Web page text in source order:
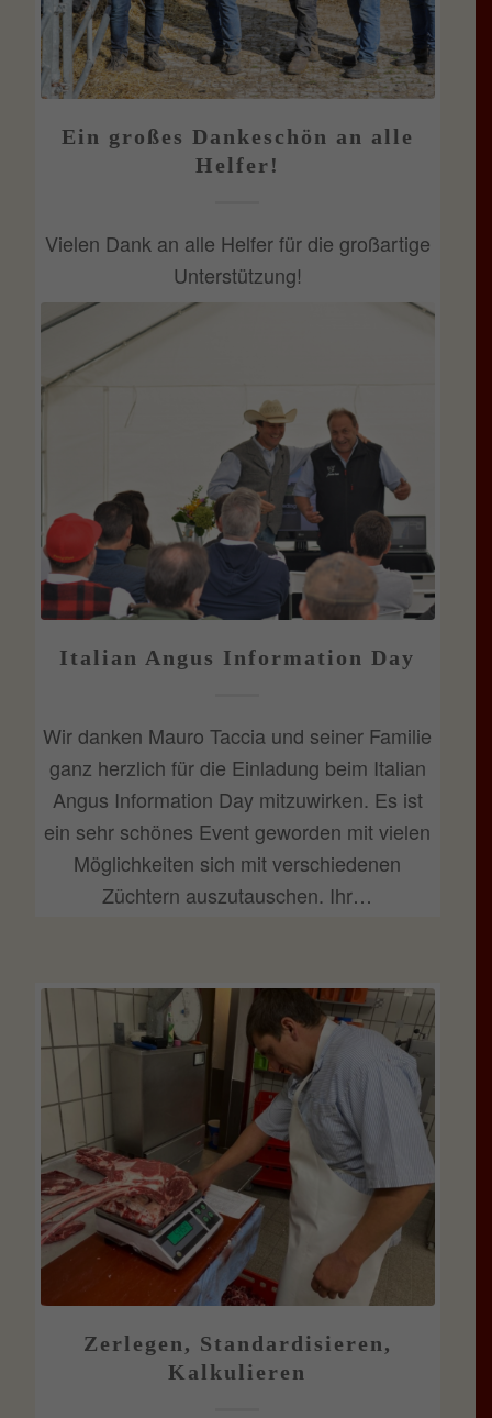
Ein großes Dankeschön an alle
Helfer!
Vielen Dank an alle Helfer für die großartige
Unterstützung!
Italian Angus Information Day
Wir danken Mauro Taccia und seiner Familie
ganz herzlich für die Einladung beim Italian
Angus Information Day mitzuwirken. Es ist
ein sehr schönes Event geworden mit vielen
Möglichkeiten sich mit verschiedenen
Züchtern auszutauschen. Ihr…
Zerlegen, Standardisieren,
Kalkulieren